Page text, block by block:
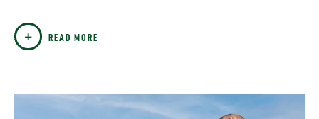
READ MORE